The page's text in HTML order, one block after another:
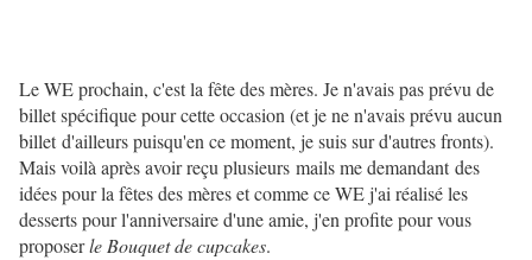
Le WE prochain, c'est la fête des mères. Je n'avais pas prévu de
billet spécifique pour cette occasion (et je ne n'avais prévu aucun
billet d'ailleurs puisqu'en ce moment, je suis sur d'autres fronts).
Mais voilà après avoir reçu plusieurs mails me demandant des
idées pour la fêtes des mères et comme ce WE j'ai réalisé les
desserts pour l'anniversaire d'une amie, j'en profite pour vous
proposerle Bouquet de cupcakes.